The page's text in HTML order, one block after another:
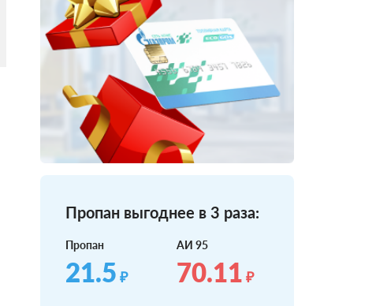
Пропан выгоднее в 3 раза:
Пропан
21.5 ₽
АИ 95
70.11 ₽